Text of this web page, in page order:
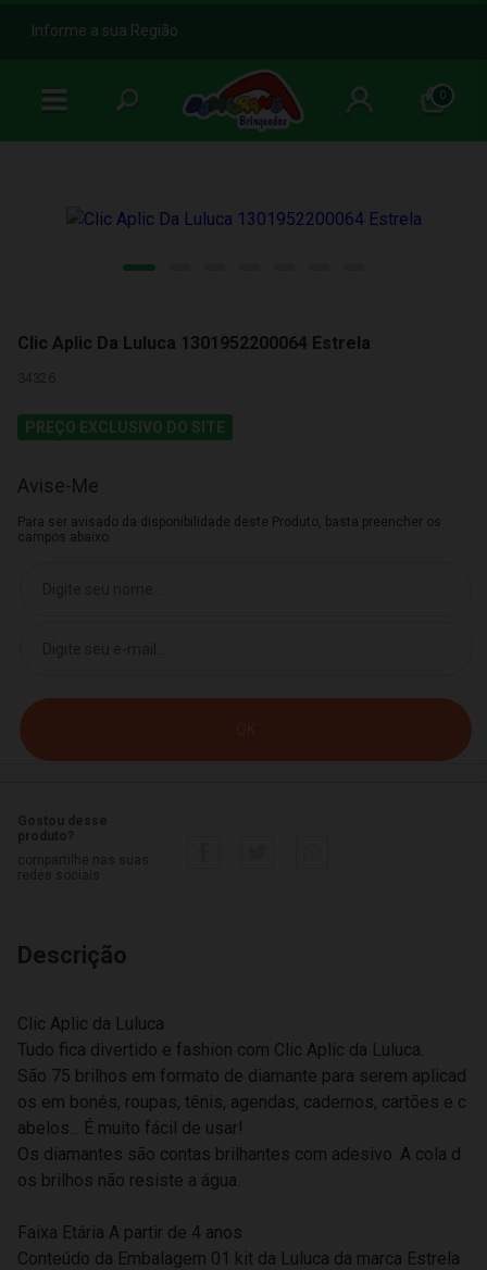
b
Informe a sua Região
0
Clic Aplic Da Luluca 1301952200064 Estrela
34326
PREÇO EXCLUSIVO DO SITE
Avise-Me
Para ser avisado da disponibilidade deste Produto, basta preencher os
campos abaixo.
Descrição
Clic Aplic da Luluca
Tudo fica divertido e fashion com Clic Aplic da Luluca.
São 75 brilhos em formato de diamante para serem aplicad
os em bonés, roupas, tênis, agendas, cadernos, cartões e c
abelos... É muito fácil de usar!
Os diamantes são contas brilhantes com adesivo. A cola d
os brilhos não resiste a água.
Faixa Etária A partir de 4 anos
Conteúdo da Embalagem 01 kit da Luluca da marca Estrela